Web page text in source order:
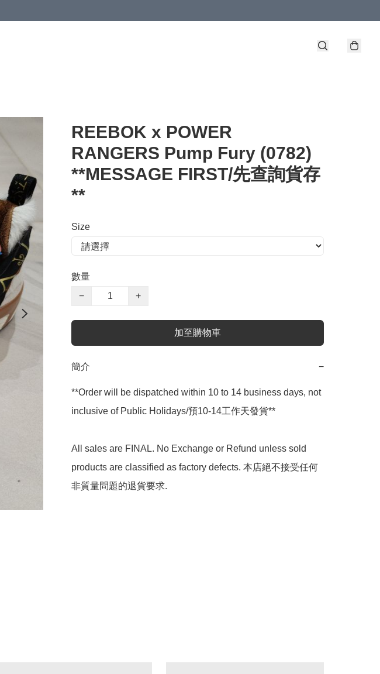
REEBOK x POWER
RANGERS Pump Fury (0782)
**MESSAGE FIRST/先查詢貨存
**
Size
數量
−
+
加至購物車
簡介 −
**Order will be dispatched within 10 to 14 business days, not
inclusive of Public Holidays/預10-14工作天發貨**
All sales are FINAL. No Exchange or Refund unless sold
products are classified as factory defects. 本店絕不接受任何
非質量問題的退貨要求.